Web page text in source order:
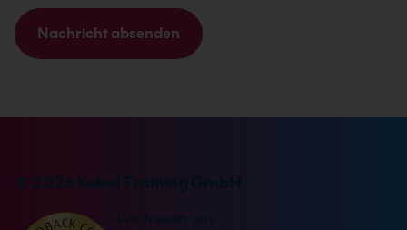
G
V
O
i
e
Nachricht absenden
n
© 2026 Kebel Training GmbH
Wir freuen uns